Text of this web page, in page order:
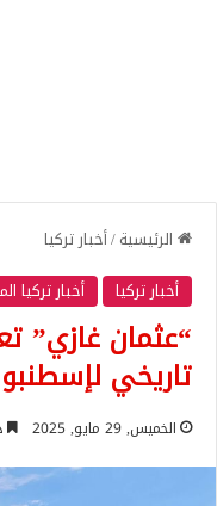
الرئيسية/أخبار تركيا
أخبار تركيا
أخبار تركيا
“عثمان غازي”
تاريخي
الخميس, 29 مايو, 2025